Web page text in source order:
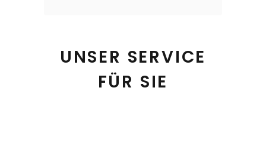
UNSER SERVICE
FÜR SIE